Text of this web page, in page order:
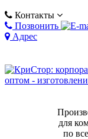
Контакты
Позвонить
Адрес
для
по